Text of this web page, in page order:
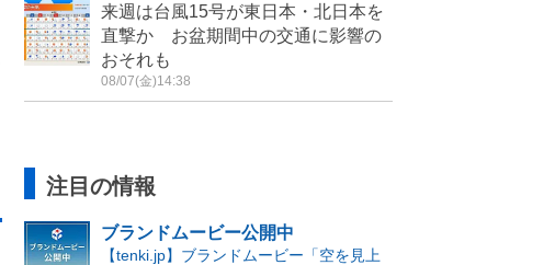
来週は台風15号が東日本・北日本を
直撃か お盆期間中の交通に影響の
おそれも
08/07(金)14:38
注目の情報
ブランドムービー公開中
【tenki.jp】ブランドムービー「空を見上